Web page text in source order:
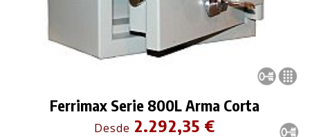
Ferrimax Serie 800L Arma Corta
Desde 2.292,35 €